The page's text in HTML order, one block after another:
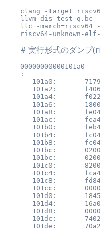
clang -target
llvm-dis test_q.bc
llc -march=riscv64
riscv64-unknown-
# 実行形式のダンプ
00000000000101a0
:
101a0:
101a2:
101a4:
101a6:
101a8:
101ac:
101b0:
101b4:
101b8:
101bc:
101bc:
101c0:
101c4:
101c8:
101cc:
101d0:
101d4:
101d8:
101dc:
101de: